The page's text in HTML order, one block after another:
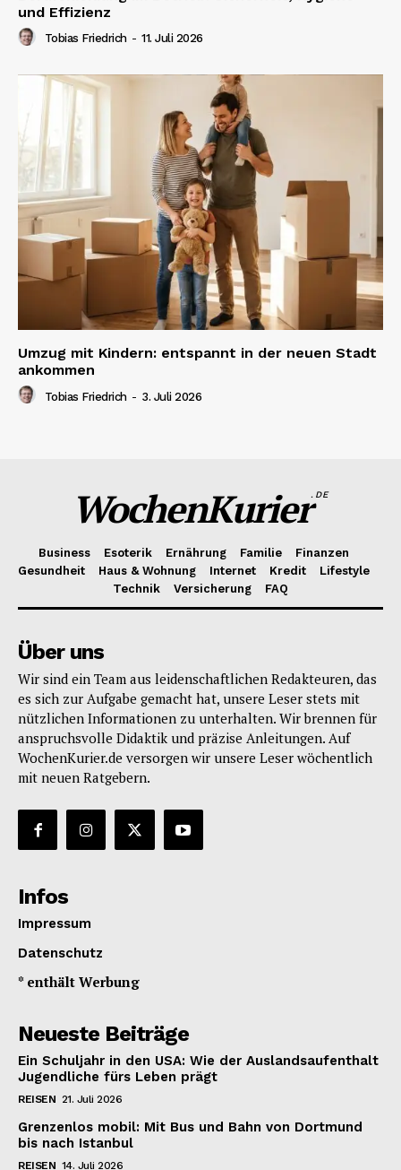
und Effizienz
Tobias Friedrich - 11. Juli 2026
Umzug mit Kindern: entspannt in der neuen Stadt
ankommen
Tobias Friedrich - 3. Juli 2026
WochenKurier.DE
Business Esoterik Ernährung Familie
Finanzen
Gesundheit
Haus & Wohnung Internet Kredit
Lifestyle
Technik
Versicherung FAQ
Über uns
Wir sind ein Team aus leidenschaftlichen Redakteuren, das
es sich zur Aufgabe gemacht hat, unsere Leser stets mit
nützlichen Informationen zu unterhalten. Wir brennen für
anspruchsvolle Didaktik und präzise Anleitungen. Auf
WochenKurier.de versorgen wir unsere Leser wöchentlich
mit neuen Ratgebern.
Infos
Impressum
Datenschutz
* enthält Werbung
Neueste Beiträge
Ein Schuljahr in den USA: Wie der Auslandsaufenthalt
Jugendliche fürs Leben prägt
REISEN 21. Juli 2026
Grenzenlos mobil: Mit Bus und Bahn von Dortmund
bis nach Istanbul
REISEN 14. Juli 2026